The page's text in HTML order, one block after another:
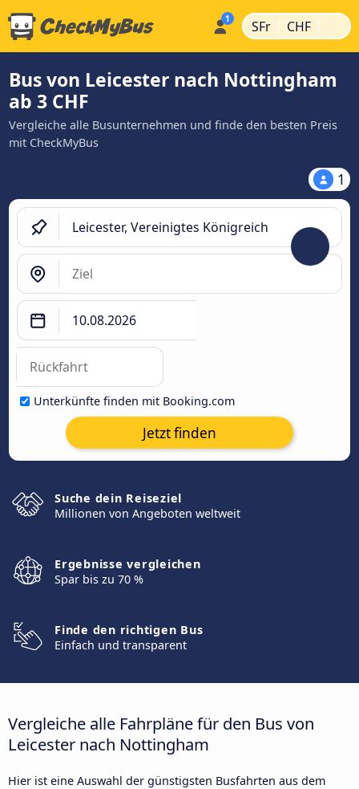
SFr | CHF |
Bus von Leicester nach Nottingham
ab 3 CHF
Vergleiche alle Busunternehmen und finde den besten Preis
mit CheckMyBus
1
Unterkünfte finden mit Booking.com
Jetzt finden
Suche dein Reiseziel
Millionen von Angeboten weltweit
Ergebnisse vergleichen
Spar bis zu 70 %
Finde den richtigen Bus
Einfach und transparent
Vergleiche alle Fahrpläne für den Bus von
Leicester nach Nottingham
Hier ist eine Auswahl der günstigsten Busfahrten aus dem